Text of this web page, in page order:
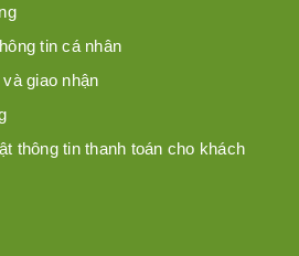
tin cá nhân
giao nhận
thông tin thanh toán cho khách